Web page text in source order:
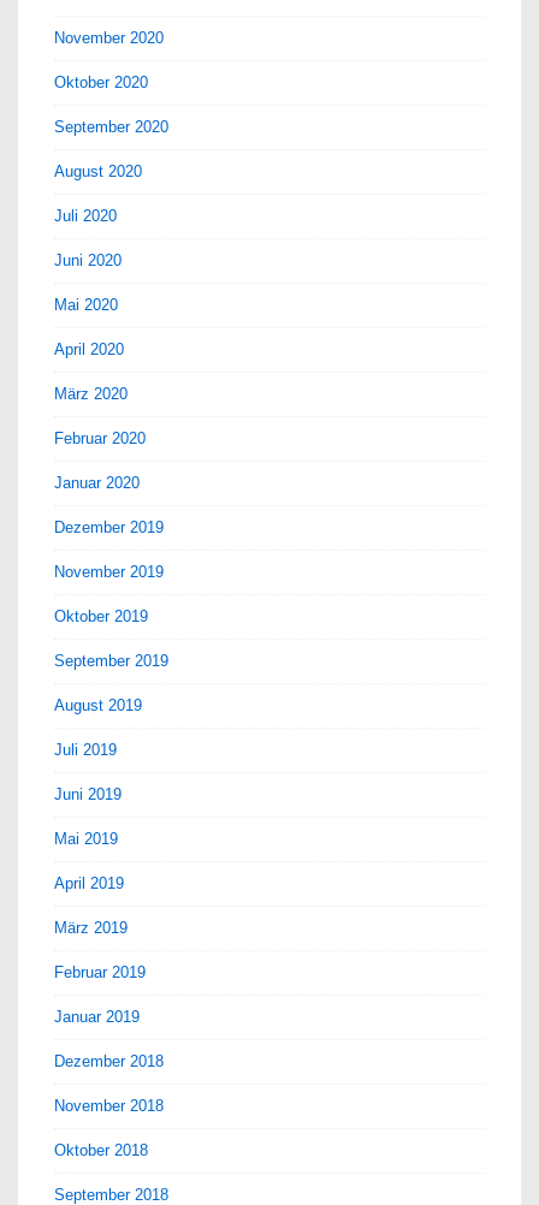
November 2020
Oktober 2020
September 2020
August 2020
Juli 2020
Juni 2020
Mai 2020
April 2020
März 2020
Februar 2020
Januar 2020
Dezember 2019
November 2019
Oktober 2019
September 2019
August 2019
Juli 2019
Juni 2019
Mai 2019
April 2019
März 2019
Februar 2019
Januar 2019
Dezember 2018
November 2018
Oktober 2018
September 2018